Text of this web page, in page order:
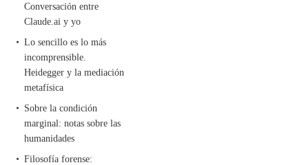
Conversación entre
Claude.ai y yo
Lo sencillo es lo más
incomprensible.
Heidegger y la mediación
metafísica
Sobre la condición
marginal: notas sobre las
humanidades
Filosofía forense: